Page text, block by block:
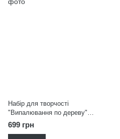
Набір для творчості
"Випалювання по дереву"
Strateg 846
699 грн